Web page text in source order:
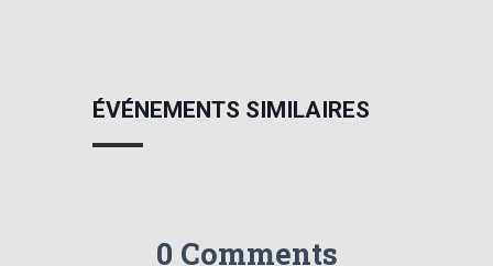
ÉVÉNEMENTS SIMILAIRES
0 Comments